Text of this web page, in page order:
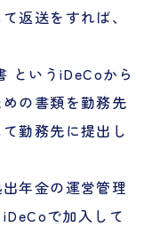
返送をすれば、
というiDeCoから
の書類を勤務先
勤務先に提出し
年金の運営管理
で加入して